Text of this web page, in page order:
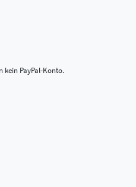
kein PayPal-Konto.